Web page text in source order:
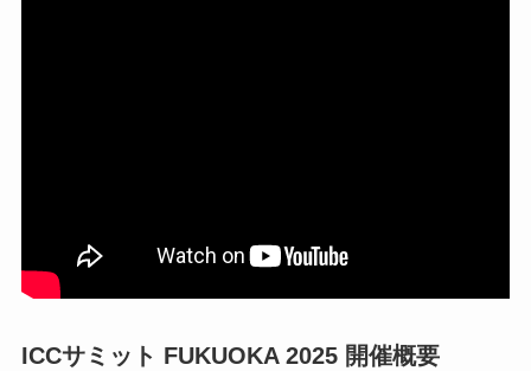
ICCサミット FUKUOKA 2025 開催概要